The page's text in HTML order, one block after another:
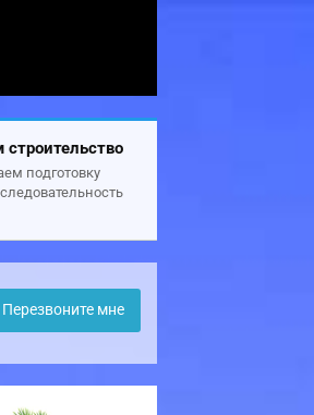
подготовку
Перезвоните мне